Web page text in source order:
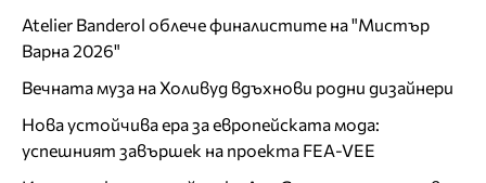
Atelier Banderol облече финалистите на "Мистър
Варна 2026"
Вечната муза на Холивуд вдъхнови родни дизайнери
Нова устойчива ера за европейската мода:
успешният завършек на проекта FEA-VEE